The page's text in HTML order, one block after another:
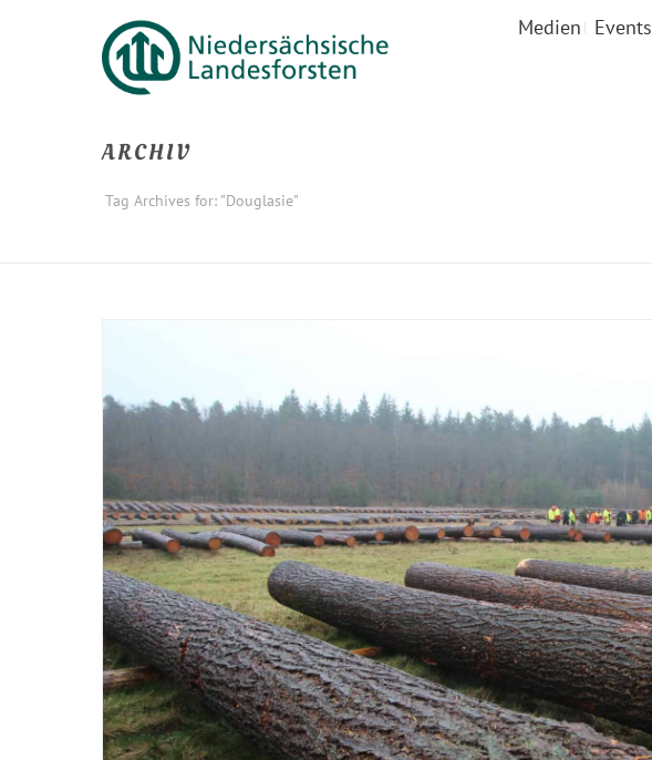
Medien Events
ARCHIV
Tag Archives for: "Douglasie"